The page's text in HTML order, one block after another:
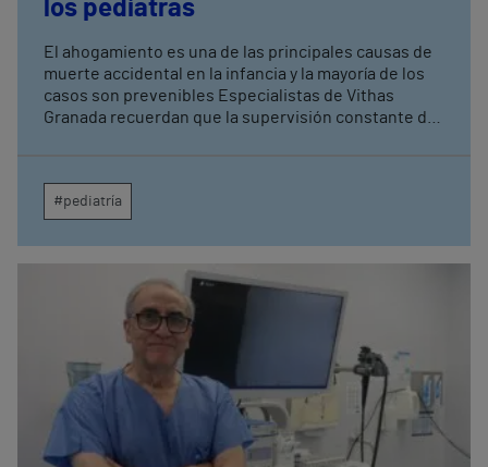
los pediatras
El ahogamiento es una de las principales causas de
muerte accidental en la infancia y la mayoría de los
casos son prevenibles Especialistas de Vithas
Granada recuerdan que la supervisión constante de
#pediatría